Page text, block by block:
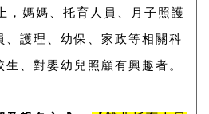
，媽媽、托育人員、月子照護
、護理、幼保、家政等相關科
生、對嬰幼兒照顧有興趣者。